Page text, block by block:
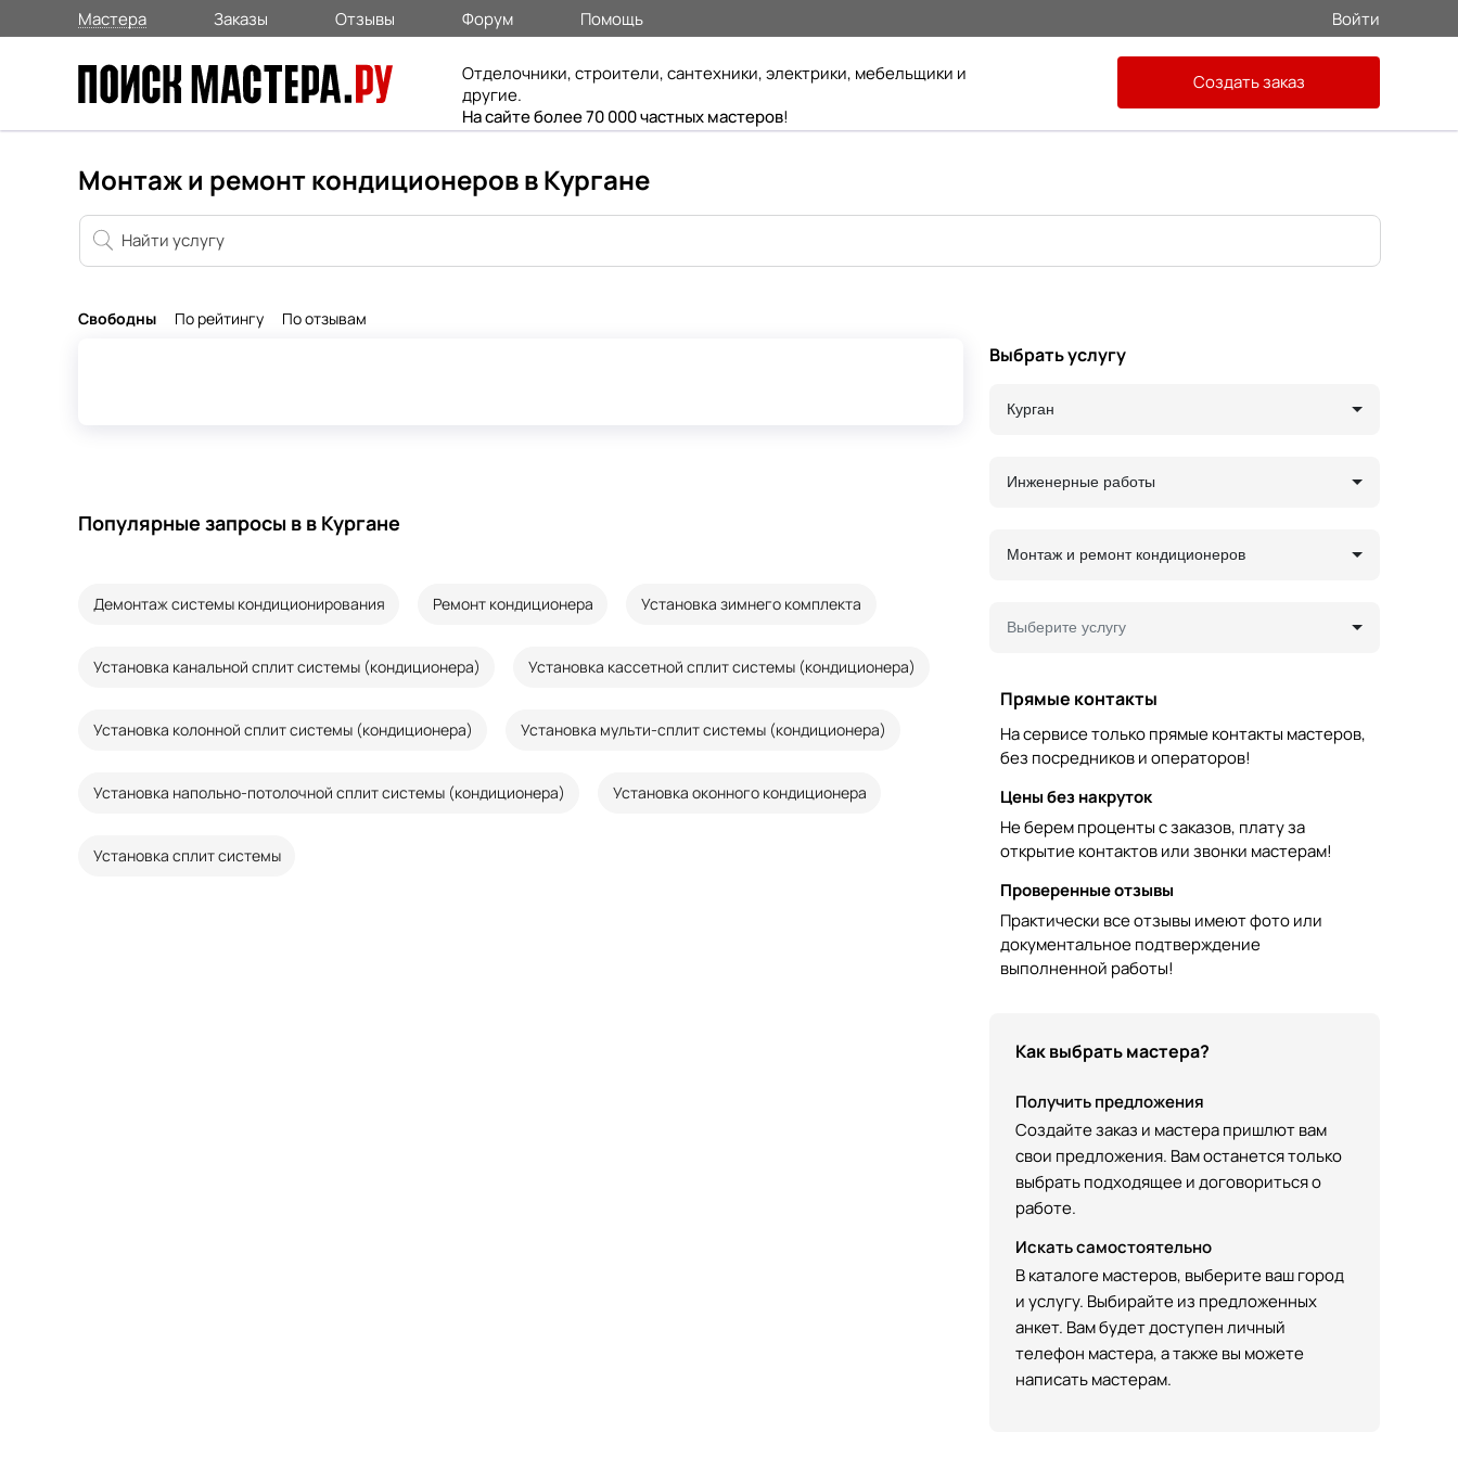
Мастера Заказы Отзывы Форум Помощь Войти
Отделочники, строители, сантехники, электрики, мебельщики и
другие.
На сайте более 70 000 частных мастеров!
Создать заказ
Монтаж и ремонт кондиционеров в Кургане
Свободны По рейтингу По отзывам
Популярные запросы в в Кургане
Демонтаж системы кондиционирования Ремонт кондиционера Установка зимнего комплекта
Установка канальной сплит системы (кондиционера) Установка кассетной сплит системы (кондиционера)
Установка колонной сплит системы (кондиционера) Установка мульти-сплит системы (кондиционера)
Установка напольно-потолочной сплит системы (кондиционера) Установка оконного кондиционера
Установка сплит системы
Выбрать услугу
Курган
Инженерные работы
Монтаж и ремонт кондиционеров
Выберите услугу
Прямые контакты
На сервисе только прямые контакты мастеров,
без посредников и операторов!
Цены без накруток
Не берем проценты с заказов, плату за
открытие контактов или звонки мастерам!
Проверенные отзывы
Практически все отзывы имеют фото или
документальное подтверждение
выполненной работы!
Как выбрать мастера?
Получить предложения
Создайте заказ и мастера пришлют вам
свои предложения. Вам останется только
выбрать подходящее и договориться о
работе.
Искать самостоятельно
В каталоге мастеров, выберите ваш город
и услугу. Выбирайте из предложенных
анкет. Вам будет доступен личный
телефон мастера, а также вы можете
написать мастерам.